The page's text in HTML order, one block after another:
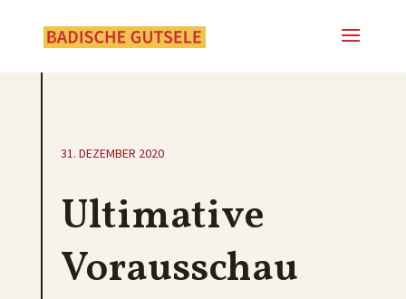
31. DEZEMBER 2020
Ultimative
Vorausschau